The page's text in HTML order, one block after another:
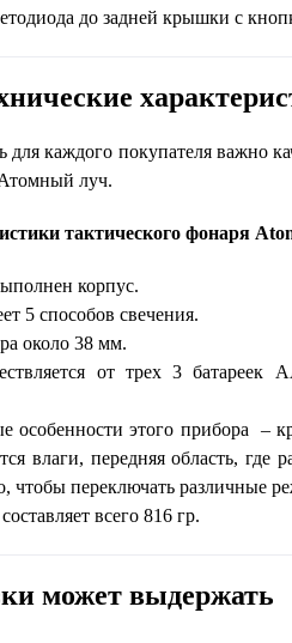
до задней крышки с
для каждого покупателя важно
луч.
тактического фонаря
корпус.
5 способов свечения.
около 38 мм.
от трех 3
особенности этого прибора –
влаги, передняя область, где
чтобы переключать различные
всего 816 гр.
может выдержать